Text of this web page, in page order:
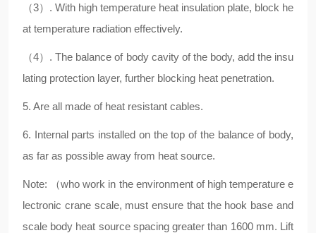
（3）. With high temperature heat insulation plate, block he
at temperature radiation effectively.
（4）. The balance of body cavity of the body, add the insu
lating protection layer, further blocking heat penetration.
5. Are all made of heat resistant cables.
6. Internal parts installed on the top of the balance of body,
as far as possible away from heat source.
Note: （who work in the environment of high temperature e
lectronic crane scale, must ensure that the hook base and
scale body heat source spacing greater than 1600 mm. Lift